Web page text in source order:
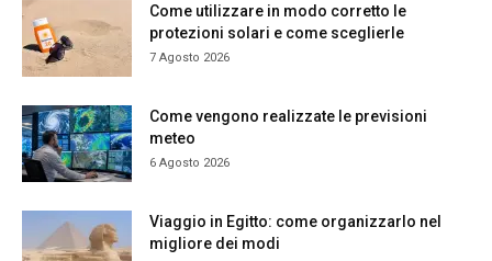
Come utilizzare in modo corretto le
protezioni solari e come sceglierle
7 Agosto 2026
Come vengono realizzate le previsioni
meteo
6 Agosto 2026
Viaggio in Egitto: come organizzarlo nel
migliore dei modi